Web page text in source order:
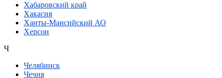
Хабаровский край
Хакасия
Ханты-Мансийский АО
Херсон
Ч
Челябинск
Чечня